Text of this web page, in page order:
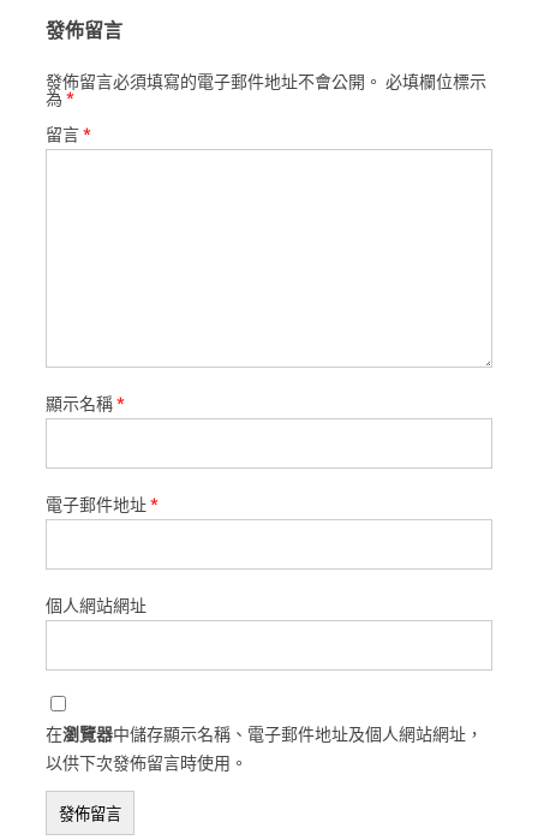
發佈留言
發佈留言必須填寫的電子郵件地址不會公開。 必填欄位標示
為 *
留言*
顯示名稱*
電子郵件地址*
個人網站網址
在瀏覽器中儲存顯示名稱、電子郵件地址及個人網站網址，
以供下次發佈留言時使用。